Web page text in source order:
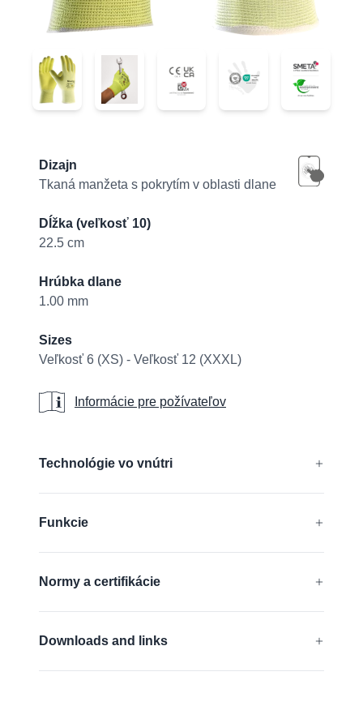
42-874FY 42-874FY 42-874FY 42-874FY 42-874FY
Product information
Dizajn
Tkaná manžeta s pokrytím v oblasti dlane
Dĺžka (veľkosť 10)
22.5 cm
Hrúbka dlane
1.00 mm
Sizes
Veľkosť 6 (XS) - Veľkosť 12 (XXXL)
Informácie pre požívateľov
Informácie pre požívateľov
Technológie vo vnútri
GRIPtech
Funkcie
Normy a certifikácie
Zistite viac
Downloads and links